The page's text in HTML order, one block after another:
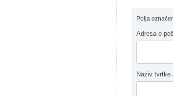
Polja
Adresa e-
Naziv tvrtke